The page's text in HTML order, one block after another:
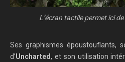
L’écran tactile permet ici
Ses graphismes époustouflants,
d’Uncharted, et son utilisation